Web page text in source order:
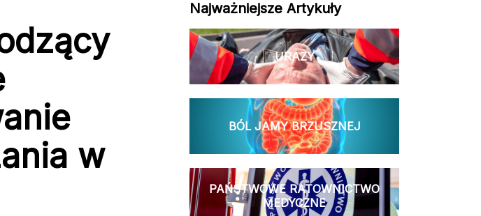
w
Najważniejsze Artykuły
URAZY
BÓL JAMY BRZUSZNEJ
PAŃSTWOWE RATOWNICTWO
MEDYCZNE